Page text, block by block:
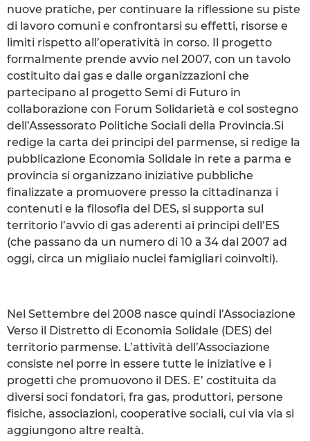
nuove pratiche, per continuare la riflessione su piste
di lavoro comuni e confrontarsi su effetti, risorse e
limiti rispetto all’operatività in corso. Il progetto
formalmente prende avvio nel 2007, con un tavolo
costituito dai gas e dalle organizzazioni che
partecipano al progetto Semi di Futuro in
collaborazione con Forum Solidarietà e col sostegno
dell’Assessorato Politiche Sociali della Provincia.Si
redige la carta dei principi del parmense, si redige la
pubblicazione Economia Solidale in rete a parma e
provincia si organizzano iniziative pubbliche
finalizzate a promuovere presso la cittadinanza i
contenuti e la filosofia del DES, si supporta sul
territorio l’avvio di gas aderenti ai principi dell’ES
(che passano da un numero di 10 a 34 dal 2007 ad
oggi, circa un migliaio nuclei famigliari coinvolti).
Nel Settembre del 2008 nasce quindi l’Associazione
Verso il Distretto di Economia Solidale (DES) del
territorio parmense. L’attività dell’Associazione
consiste nel porre in essere tutte le iniziative e i
progetti che promuovono il DES. E’ costituita da
diversi soci fondatori, fra gas, produttori, persone
fisiche, associazioni, cooperative sociali, cui via via si
aggiungono altre realtà.